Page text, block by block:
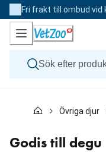
Skip
to
Content
Fri frakt till ombud vid
Katt
Veterinärfoder
Varumärken
Övriga djur
Godis till degu